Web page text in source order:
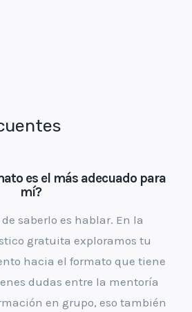
es el más adecuado para
mí?
saberlo es hablar. En la
gratuita exploramos tu
hacia el formato que tiene
dudas entre la mentoría
en grupo, eso también